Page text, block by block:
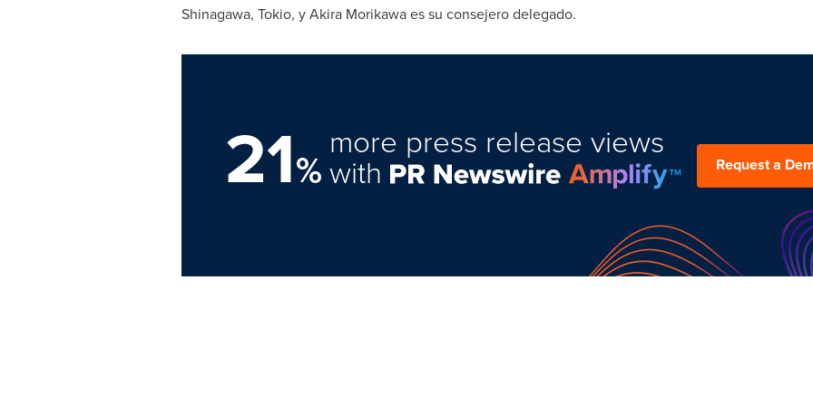
Shinagawa, Tokio, yAkira Morikawaes su consejero delegado.
21%
more press release views
with Request a